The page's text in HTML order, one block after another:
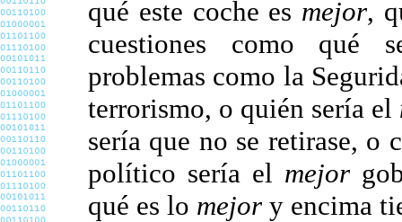
qué este coche es mejor,
cuestiones como
problemas como la
terrorismo, o quién sería el
sería que no se retirase, o
político sería el mejor
qué es lo mejor y encima